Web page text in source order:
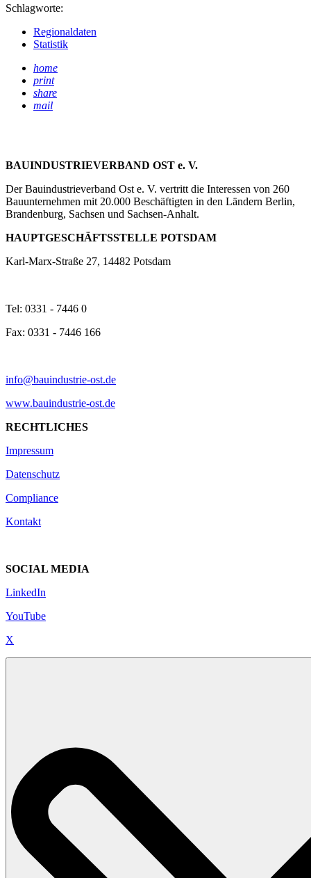
Schlagworte:
Regionaldaten
Statistik
home
print
share
mail
BAUINDUSTRIEVERBAND OST e. V.
Der Bauindustrieverband Ost e. V. vertritt die Interessen von 260
Bauunternehmen mit 20.000 Beschäftigten in den Ländern Berlin,
Brandenburg, Sachsen und Sachsen-Anhalt.
HAUPTGESCHÄFTSSTELLE POTSDAM
Karl-Marx-Straße 27, 14482 Potsdam
Tel: 0331 - 7446 0
Fax: 0331 - 7446 166
info@bauindustrie-ost.de
www.bauindustrie-ost.de
RECHTLICHES
Impressum
Datenschutz
Compliance
Kontakt
SOCIAL MEDIA
LinkedIn
YouTube
X